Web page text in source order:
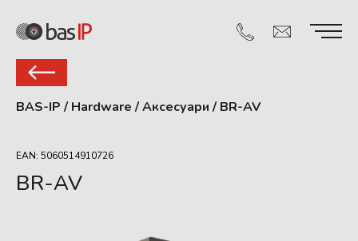
BAS-IP / Hardware /Аксесуари / BR-AV
EAN: 5060514910726
BR-AV